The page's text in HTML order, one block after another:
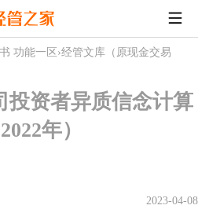
功能一区 ›经管文库（原现金交易
投资者异质信念计算
年）
2023-04-08